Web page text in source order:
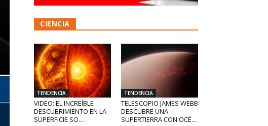
CIENCIA
TENDENCIA
VIDEO: EL INCREÍBLE
DESCUBRIMIENTO EN LA
SUPERFICIE SO...
TENDENCIA
TELESCOPIO JAMES WEBB
DESCUBRE UNA
SUPERTIERRA CON OCÉ...